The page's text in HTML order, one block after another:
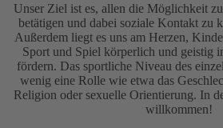
Unser Ziel ist es, allen die Möglichkeit
betätigen und dabei soziale Kontakt zu
Außerdem liegt es uns am Herzen,
Sport und Spiel körperlich und geistig
fördern. Das sportliche Niveau des
wenig eine Rolle wie etwa das
Religion oder sexuelle Orientierung. In
willkommen!